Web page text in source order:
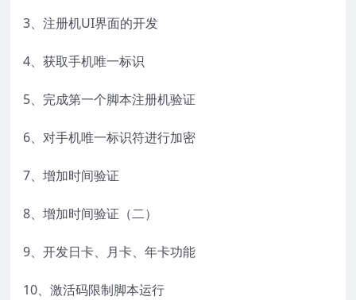
3、注册机UI界面的开发
4、获取手机唯一标识
5、完成第一个脚本注册机验证
6、对手机唯一标识符进行加密
7、增加时间验证
8、增加时间验证（二）
9、开发日卡、月卡、年卡功能
10、激活码限制脚本运行